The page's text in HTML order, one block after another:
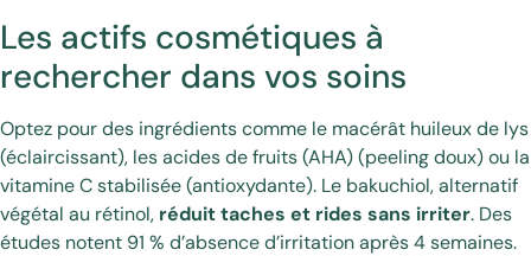
Les actifs cosmétiques à
rechercher dans vos soins
Optez pour des ingrédients comme le macérât huileux de lys
(éclaircissant), les acides de fruits (AHA) (peeling doux) ou la
vitamine C stabilisée (antioxydante). Le bakuchiol, alternatif
végétal au rétinol, réduit taches et rides sans irriter. Des
études notent 91 % d’absence d’irritation après 4 semaines.